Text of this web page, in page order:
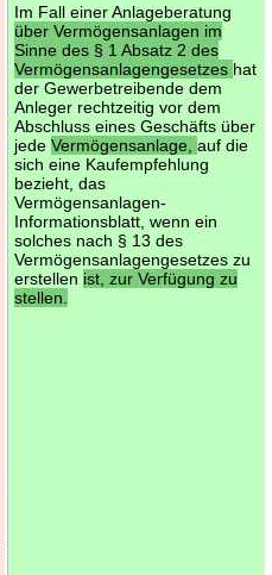
Im Fall einer Anlageberatung
über Vermögensanlagen im
Sinne des § 1 Absatz 2 des
Vermögensanlagengesetzes hat
der Gewerbetreibende dem
Anleger rechtzeitig vor dem
Abschluss eines Geschäfts über
jede Vermögensanlage, auf die
sich eine Kaufempfehlung
bezieht, das
Vermögensanlagen-
Informationsblatt, wenn ein
solches nach § 13 des
Vermögensanlagengesetzes zu
erstellen ist, zur Verfügung zu
stellen.